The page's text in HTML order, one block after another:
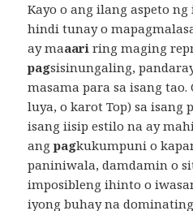
Kayo o ang ilang aspeto
hindi tunay o
ay maaari ring maging
pagsisinungaling,
masama para sa isang tao.
luya, o karot Top) sa isang
isang iisip estilo na ay
angpagkukumpuni o
paniniwala, damdamin o
imposibleng ihinto o
iyong buhay na